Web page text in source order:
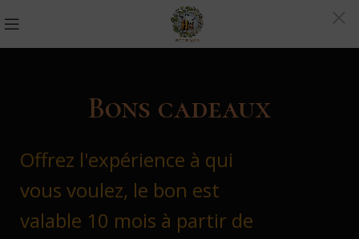
Bons cadeaux
Offrez l'expérience à qui
vous voulez, le bon est
valable 10 mois à partir de